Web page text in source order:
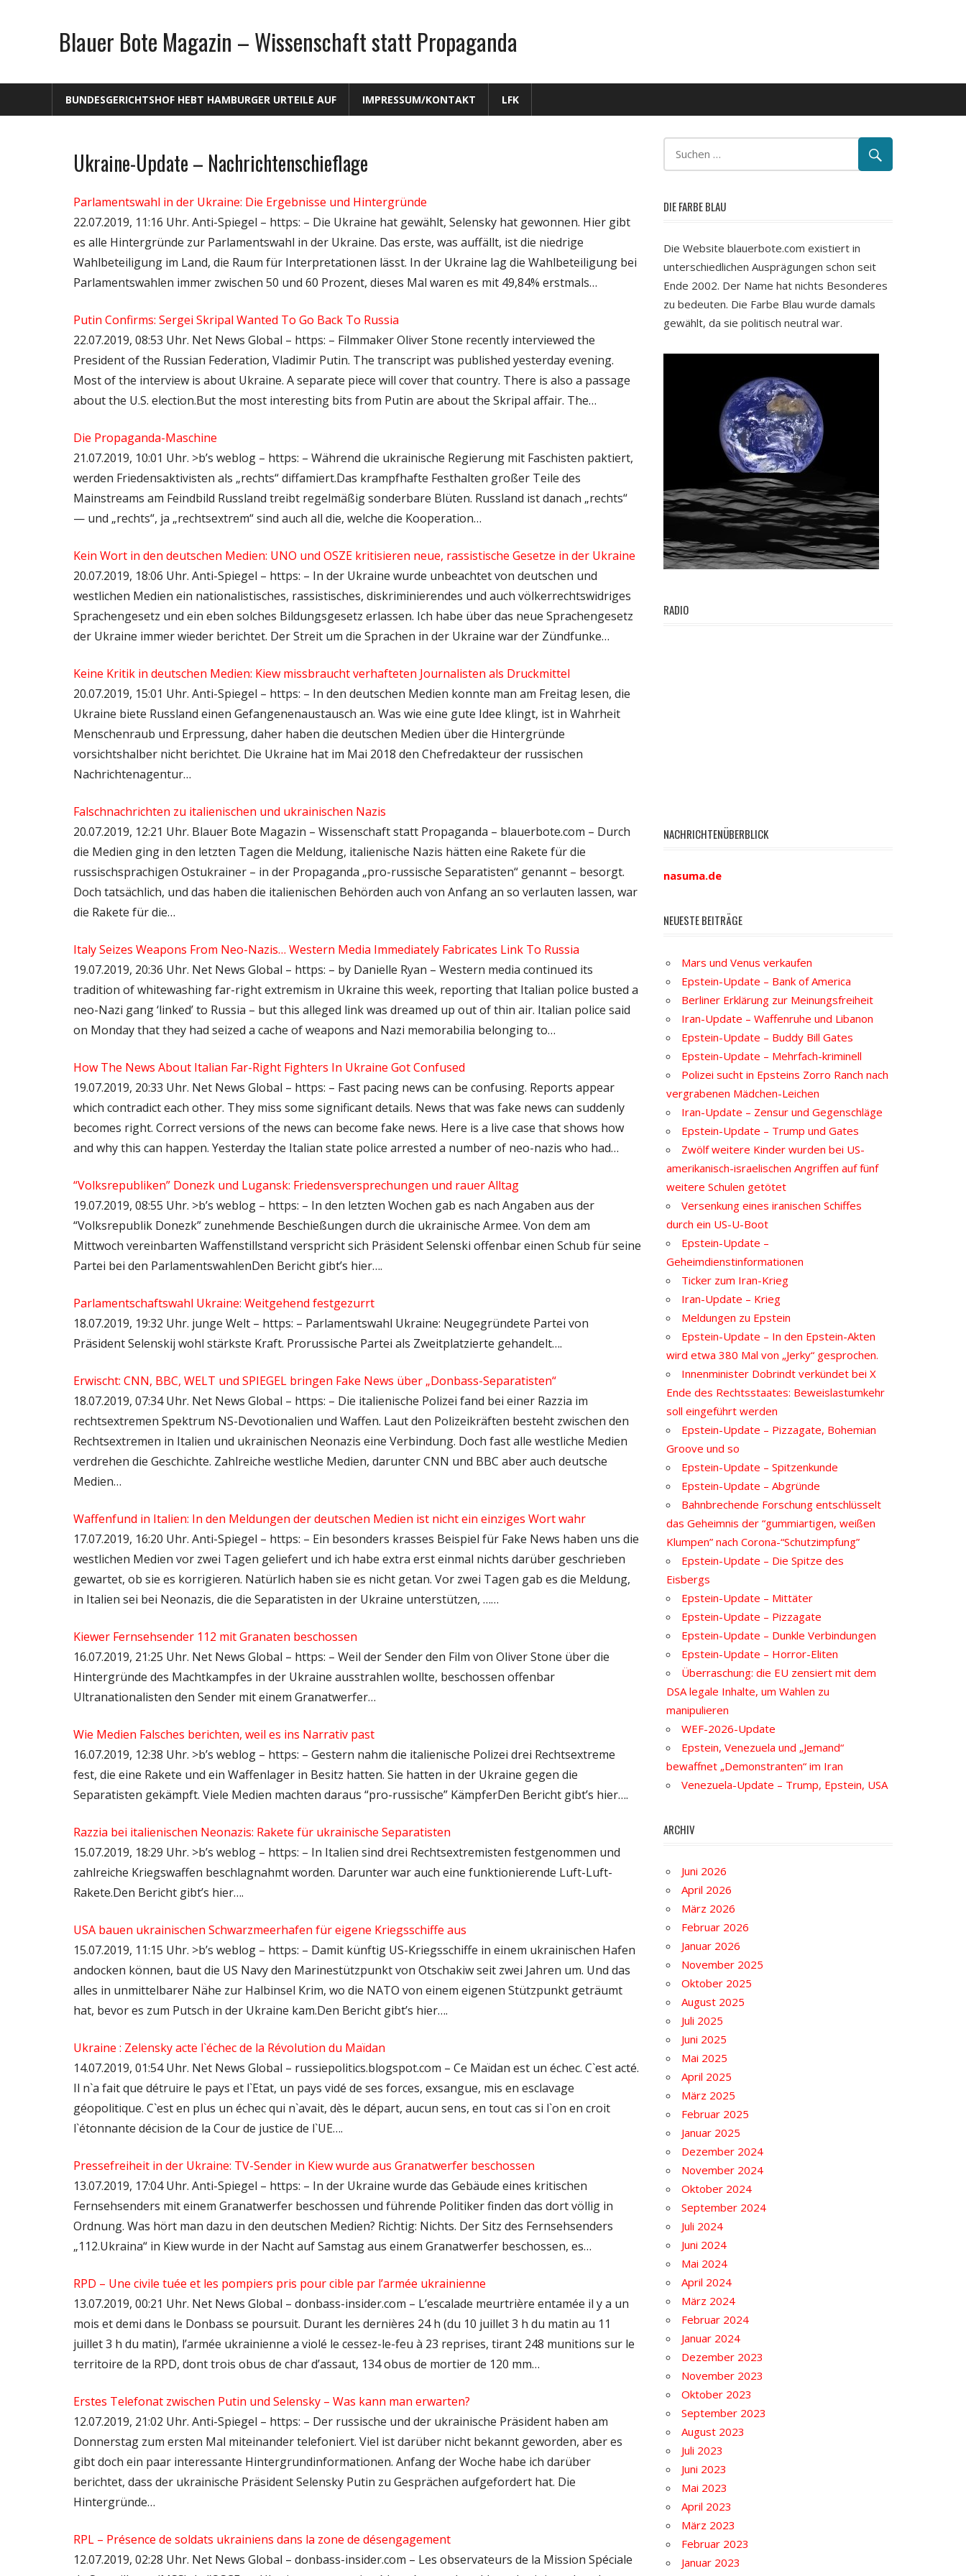
Blauer Bote Magazin – Wissenschaft statt Propaganda
BUNDESGERICHTSHOF HEBT HAMBURGER URTEILE AUF IMPRESSUM/KONTAKT LFK
Gesellschaft
Politik
Wissenschaft
Ukraine-Update – Nachrichtenschieflage
Parlamentswahl in der Ukraine: Die Ergebnisse und Hintergründe
22.07.2019, 11:16 Uhr. Anti-Spiegel – https: – Die Ukraine hat gewählt, Selensky hat gewonnen. Hier gibt
es alle Hintergründe zur Parlamentswahl in der Ukraine. Das erste, was auffällt, ist die niedrige
Wahlbeteiligung im Land, die Raum für Interpretationen lässt. In der Ukraine lag die Wahlbeteiligung bei
Parlamentswahlen immer zwischen 50 und 60 Prozent, dieses Mal waren es mit 49,84% erstmals…
Putin Confirms: Sergei Skripal Wanted To Go Back To Russia
22.07.2019, 08:53 Uhr. Net News Global – https: – Filmmaker Oliver Stone recently interviewed the
President of the Russian Federation, Vladimir Putin. The transcript was published yesterday evening.
Most of the interview is about Ukraine. A separate piece will cover that country. There is also a passage
about the U.S. election.But the most interesting bits from Putin are about the Skripal affair. The…
Die Propaganda-Maschine
21.07.2019, 10:01 Uhr. >b’s weblog – https: – Während die ukrainische Regierung mit Faschisten paktiert,
werden Friedensaktivisten als „rechts“ diffamiert.Das krampfhafte Festhalten großer Teile des
Mainstreams am Feindbild Russland treibt regelmäßig sonderbare Blüten. Russland ist danach „rechts“
— und „rechts“, ja „rechtsextrem“ sind auch all die, welche die Kooperation…
Kein Wort in den deutschen Medien: UNO und OSZE kritisieren neue, rassistische Gesetze in der Ukraine
20.07.2019, 18:06 Uhr. Anti-Spiegel – https: – In der Ukraine wurde unbeachtet von deutschen und
westlichen Medien ein nationalistisches, rassistisches, diskriminierendes und auch völkerrechtswidriges
Sprachengesetz und ein eben solches Bildungsgesetz erlassen. Ich habe über das neue Sprachengesetz
der Ukraine immer wieder berichtet. Der Streit um die Sprachen in der Ukraine war der Zündfunke…
Keine Kritik in deutschen Medien: Kiew missbraucht verhafteten Journalisten als Druckmittel
20.07.2019, 15:01 Uhr. Anti-Spiegel – https: – In den deutschen Medien konnte man am Freitag lesen, die
Ukraine biete Russland einen Gefangenenaustausch an. Was wie eine gute Idee klingt, ist in Wahrheit
Menschenraub und Erpressung, daher haben die deutschen Medien über die Hintergründe
vorsichtshalber nicht berichtet. Die Ukraine hat im Mai 2018 den Chefredakteur der russischen
Nachrichtenagentur…
Falschnachrichten zu italienischen und ukrainischen Nazis
20.07.2019, 12:21 Uhr. Blauer Bote Magazin – Wissenschaft statt Propaganda – blauerbote.com – Durch
die Medien ging in den letzten Tagen die Meldung, italienische Nazis hätten eine Rakete für die
russischsprachigen Ostukrainer – in der Propaganda „pro-russische Separatisten“ genannt – besorgt.
Doch tatsächlich, und das haben die italienischen Behörden auch von Anfang an so verlauten lassen, war
die Rakete für die…
Italy Seizes Weapons From Neo-Nazis… Western Media Immediately Fabricates Link To Russia
19.07.2019, 20:36 Uhr. Net News Global – https: – by Danielle Ryan – Western media continued its
tradition of whitewashing far-right extremism in Ukraine this week, reporting that Italian police busted a
neo-Nazi gang ‘linked’ to Russia – but this alleged link was dreamed up out of thin air. Italian police said
on Monday that they had seized a cache of weapons and Nazi memorabilia belonging to…
How The News About Italian Far-Right Fighters In Ukraine Got Confused
19.07.2019, 20:33 Uhr. Net News Global – https: – Fast pacing news can be confusing. Reports appear
which contradict each other. They miss some significant details. News that was fake news can suddenly
becomes right. Correct versions of the news can become fake news. Here is a live case that shows how
and why this can happen. Yesterday the Italian state police arrested a number of neo-nazis who had…
“Volksrepubliken” Donezk und Lugansk: Friedensversprechungen und rauer Alltag
19.07.2019, 08:55 Uhr. >b’s weblog – https: – In den letzten Wochen gab es nach Angaben aus der
“Volksrepublik Donezk” zunehmende Beschießungen durch die ukrainische Armee. Von dem am
Mittwoch vereinbarten Waffenstillstand verspricht sich Präsident Selenski offenbar einen Schub für seine
Partei bei den ParlamentswahlenDen Bericht gibt’s hier….
Parlamentschaftswahl Ukraine: Weitgehend festgezurrt
18.07.2019, 19:32 Uhr. junge Welt – https: – Parlamentswahl Ukraine: Neugegründete Partei von
Präsident Selenskij wohl stärkste Kraft. Prorussische Partei als Zweitplatzierte gehandelt….
Erwischt: CNN, BBC, WELT und SPIEGEL bringen Fake News über „Donbass-Separatisten“
18.07.2019, 07:34 Uhr. Net News Global – https: – Die italienische Polizei fand bei einer Razzia im
rechtsextremen Spektrum NS-Devotionalien und Waffen. Laut den Polizeikräften besteht zwischen den
Rechtsextremen in Italien und ukrainischen Neonazis eine Verbindung. Doch fast alle westliche Medien
verdrehen die Geschichte. Zahlreiche westliche Medien, darunter CNN und BBC aber auch deutsche
Medien…
Waffenfund in Italien: In den Meldungen der deutschen Medien ist nicht ein einziges Wort wahr
17.07.2019, 16:20 Uhr. Anti-Spiegel – https: – Ein besonders krasses Beispiel für Fake News haben uns die
westlichen Medien vor zwei Tagen geliefert und ich habe extra erst einmal nichts darüber geschrieben
gewartet, ob sie es korrigieren. Natürlich haben sie es nicht getan. Vor zwei Tagen gab es die Meldung,
in Italien sei bei Neonazis, die die Separatisten in der Ukraine unterstützen, ……
Kiewer Fernsehsender 112 mit Granaten beschossen
16.07.2019, 21:25 Uhr. Net News Global – https: – Weil der Sender den Film von Oliver Stone über die
Hintergründe des Machtkampfes in der Ukraine ausstrahlen wollte, beschossen offenbar
Ultranationalisten den Sender mit einem Granatwerfer…
Wie Medien Falsches berichten, weil es ins Narrativ past
16.07.2019, 12:38 Uhr. >b’s weblog – https: – Gestern nahm die italienische Polizei drei Rechtsextreme
fest, die eine Rakete und ein Waffenlager in Besitz hatten. Sie hatten in der Ukraine gegen die
Separatisten gekämpft. Viele Medien machten daraus “pro-russische” KämpferDen Bericht gibt’s hier….
Razzia bei italienischen Neonazis: Rakete für ukrainische Separatisten
15.07.2019, 18:29 Uhr. >b’s weblog – https: – In Italien sind drei Rechtsextremisten festgenommen und
zahlreiche Kriegswaffen beschlagnahmt worden. Darunter war auch eine funktionierende Luft-Luft-
Rakete.Den Bericht gibt’s hier….
USA bauen ukrainischen Schwarzmeerhafen für eigene Kriegsschiffe aus
15.07.2019, 11:15 Uhr. >b’s weblog – https: – Damit künftig US-Kriegsschiffe in einem ukrainischen Hafen
andocken können, baut die US Navy den Marinestützpunkt von Otschakiw seit zwei Jahren um. Und das
alles in unmittelbarer Nähe zur Halbinsel Krim, wo die NATO von einem eigenen Stützpunkt geträumt
hat, bevor es zum Putsch in der Ukraine kam.Den Bericht gibt’s hier….
Ukraine : Zelensky acte l`échec de la Révolution du Maïdan
14.07.2019, 01:54 Uhr. Net News Global – russiepolitics.blogspot.com – Ce Maïdan est un échec. C`est acté.
Il n`a fait que détruire le pays et l`Etat, un pays vidé de ses forces, exsangue, mis en esclavage
géopolitique. C`est en plus un échec qui n`avait, dès le départ, aucun sens, en tout cas si l`on en croit
l`étonnante décision de la Cour de justice de l`UE….
Pressefreiheit in der Ukraine: TV-Sender in Kiew wurde aus Granatwerfer beschossen
13.07.2019, 17:04 Uhr. Anti-Spiegel – https: – In der Ukraine wurde das Gebäude eines kritischen
Fernsehsenders mit einem Granatwerfer beschossen und führende Politiker finden das dort völlig in
Ordnung. Was hört man dazu in den deutschen Medien? Richtig: Nichts. Der Sitz des Fernsehsenders
„112.Ukraina“ in Kiew wurde in der Nacht auf Samstag aus einem Granatwerfer beschossen, es…
RPD – Une civile tuée et les pompiers pris pour cible par l’armée ukrainienne
13.07.2019, 00:21 Uhr. Net News Global – donbass-insider.com – L’escalade meurtrière entamée il y a un
mois et demi dans le Donbass se poursuit. Durant les dernières 24 h (du 10 juillet 3 h du matin au 11
juillet 3 h du matin), l’armée ukrainienne a violé le cessez-le-feu à 23 reprises, tirant 248 munitions sur le
territoire de la RPD, dont trois obus de char d’assaut, 134 obus de mortier de 120 mm…
Erstes Telefonat zwischen Putin und Selensky – Was kann man erwarten?
12.07.2019, 21:02 Uhr. Anti-Spiegel – https: – Der russische und der ukrainische Präsident haben am
Donnerstag zum ersten Mal miteinander telefoniert. Viel ist darüber nicht bekannt geworden, aber es
gibt doch ein paar interessante Hintergrundinformationen. Anfang der Woche habe ich darüber
berichtet, dass der ukrainische Präsident Selensky Putin zu Gesprächen aufgefordert hat. Die
Hintergründe…
RPL – Présence de soldats ukrainiens dans la zone de désengagement
12.07.2019, 02:28 Uhr. Net News Global – donbass-insider.com – Les observateurs de la Mission Spéciale
DIE FARBE BLAU
Die Website blauerbote.com existiert in
unterschiedlichen Ausprägungen schon seit
Ende 2002. Der Name hat nichts Besonderes
zu bedeuten. Die Farbe Blau wurde damals
gewählt, da sie politisch neutral war.
RADIO
NACHRICHTENÜBERBLICK
nasuma.de
NEUESTE BEITRÄGE
Mars und Venus verkaufen
Epstein-Update – Bank of America
Berliner Erklärung zur Meinungsfreiheit
Iran-Update – Waffenruhe und Libanon
Epstein-Update – Buddy Bill Gates
Epstein-Update – Mehrfach-kriminell
Polizei sucht in Epsteins Zorro Ranch nach
vergrabenen Mädchen-Leichen
Iran-Update – Zensur und Gegenschläge
Epstein-Update – Trump und Gates
Zwölf weitere Kinder wurden bei US-
amerikanisch-israelischen Angriffen auf fünf
weitere Schulen getötet
Versenkung eines iranischen Schiffes
durch ein US-U-Boot
Epstein-Update –
Geheimdienstinformationen
Ticker zum Iran-Krieg
Iran-Update – Krieg
Meldungen zu Epstein
Epstein-Update – In den Epstein-Akten
wird etwa 380 Mal von „Jerky“ gesprochen.
Innenminister Dobrindt verkündet bei X
Ende des Rechtsstaates: Beweislastumkehr
soll eingeführt werden
Epstein-Update – Pizzagate, Bohemian
Groove und so
Epstein-Update – Spitzenkunde
Epstein-Update – Abgründe
Bahnbrechende Forschung entschlüsselt
das Geheimnis der “gummiartigen, weißen
Klumpen” nach Corona-“Schutzimpfung”
Epstein-Update – Die Spitze des
Eisbergs
Epstein-Update – Mittäter
Epstein-Update – Pizzagate
Epstein-Update – Dunkle Verbindungen
Epstein-Update – Horror-Eliten
Überraschung: die EU zensiert mit dem
DSA legale Inhalte, um Wahlen zu
manipulieren
WEF-2026-Update
Epstein, Venezuela und „Jemand“
bewaffnet „Demonstranten“ im Iran
Venezuela-Update – Trump, Epstein, USA
ARCHIV
Juni 2026
April 2026
März 2026
Februar 2026
Januar 2026
November 2025
Oktober 2025
August 2025
Juli 2025
Juni 2025
Mai 2025
April 2025
März 2025
Februar 2025
Januar 2025
Dezember 2024
November 2024
Oktober 2024
September 2024
Juli 2024
Juni 2024
Mai 2024
April 2024
März 2024
Februar 2024
Januar 2024
Dezember 2023
November 2023
Oktober 2023
September 2023
August 2023
Juli 2023
Juni 2023
Mai 2023
April 2023
März 2023
Februar 2023
Januar 2023